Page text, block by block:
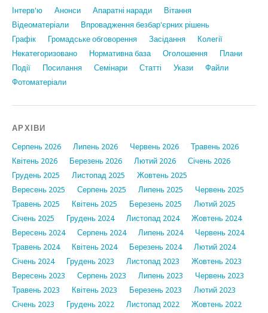
Інтерв'ю Анонси Апаратні наради
Вiтання
Відеоматеріали
Впровадження безбар'єрних рішень
Графiк
Громадське обговорення Засідання
Колегії
Некатегоризовано
Нормативна база Оголошення
Плани
Події
Посилання Семінари Статтi Укази
Файли
Фотоматеріали
АРХІВИ
Серпень 2026 Липень 2026 Червень 2026
Травень 2026
Квітень 2026
Березень 2026 Лютий 2026
Січень 2026
Грудень 2025
Листопад 2025
Жовтень 2025
Вересень 2025
Серпень 2025 Липень 2025
Червень 2025
Травень 2025
Квітень 2025 Березень 2025
Лютий 2025
Січень 2025
Грудень 2024 Листопад 2024
Жовтень 2024
Вересень 2024
Серпень 2024 Липень 2024
Червень 2024
Травень 2024
Квітень 2024 Березень 2024
Лютий 2024
Січень 2024
Грудень 2023 Листопад 2023
Жовтень 2023
Вересень 2023
Серпень 2023 Липень 2023
Червень 2023
Травень 2023
Квітень 2023 Березень 2023
Лютий 2023
Січень 2023
Грудень 2022 Листопад 2022
Жовтень 2022